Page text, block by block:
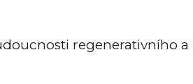
regenerativního